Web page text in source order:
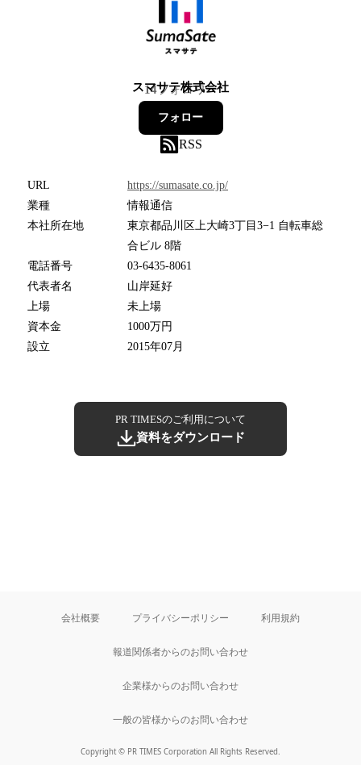
スマサテ株式会社
14フォロワー
フォロー
RSS
URL
https://sumasate.co.jp/
業種
情報通信
本社所在地
東京都品川区上大崎3丁目3−1 自転車総
合ビル 8階
電話番号
03-6435-8061
代表者名
山岸延好
上場
未上場
資本金
1000万円
設立
2015年07月
PR TIMESのご利用について
資料をダウンロード
会社概要 プライバシーポリシー 利用規約
報道関係者からのお問い合わせ
企業様からのお問い合わせ
一般の皆様からのお問い合わせ
Copyright © PR TIMES Corporation All Rights Reserved.